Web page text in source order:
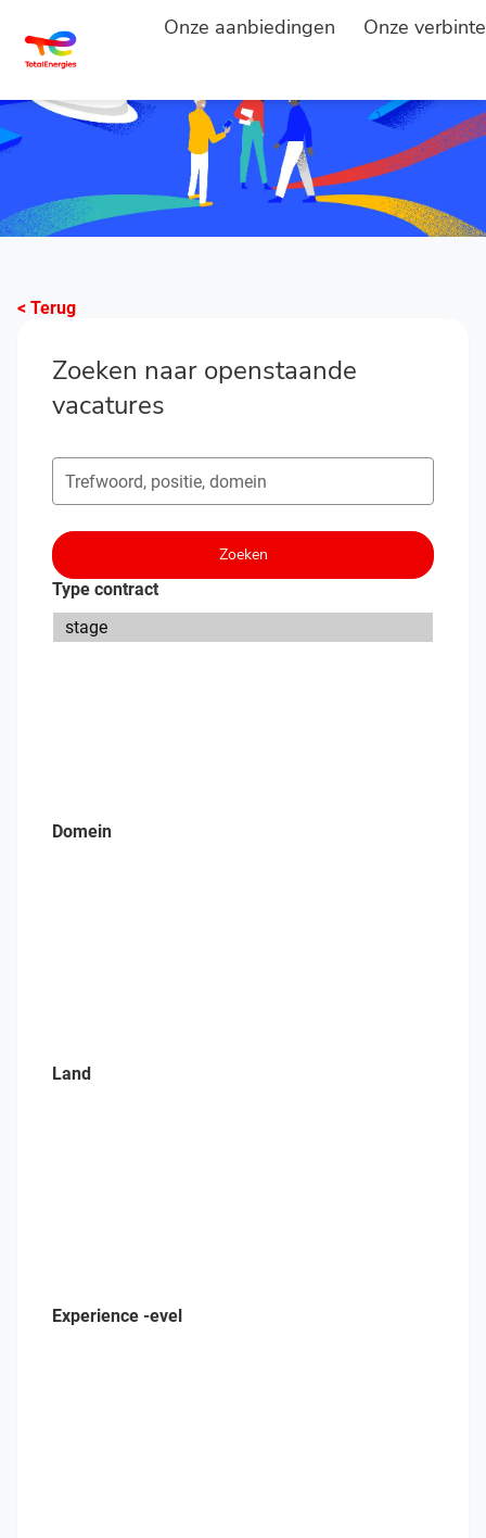
Onze aanbiedingen Onze
< Terug
Zoeken naar openstaande
vacatures
Zoeken naar open posities
Zoeken
Type contract
Domein
Land
Experience -evel